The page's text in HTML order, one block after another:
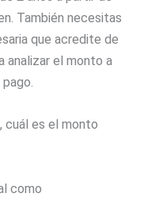
También necesitas
que acredite de
analizar el monto a
cuál es el monto
como